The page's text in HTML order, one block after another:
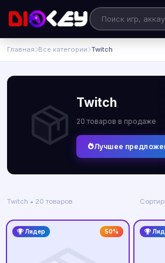
Главная Все категории Twitch
Twitch
20 товаров в продаже
Лучшее
Twitch • 20 товаров
Лидер 50%